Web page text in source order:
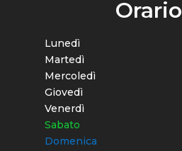
Orario
Lunedì
Martedì
Mercoledì
Giovedì
Venerdì
Sabato
Domenica